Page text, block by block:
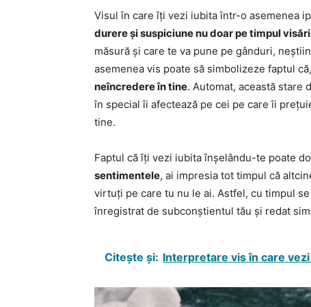
Visul în care îți vezi iubita într-o asemenea
durere și suspiciune nu doar pe timpul
măsură și care te va pune pe gânduri,
asemenea vis poate să simbolizeze faptul
neîncredere în tine. Automat, această stare
în special îi afectează pe cei pe care îi
tine.
Faptul că îți vezi iubita înșelându-te poate
sentimentele, ai impresia tot timpul că
virtuți pe care tu nu le ai. Astfel, cu timpul
înregistrat de subconștientul tău și redat
Citește și: Interpretare vis în care